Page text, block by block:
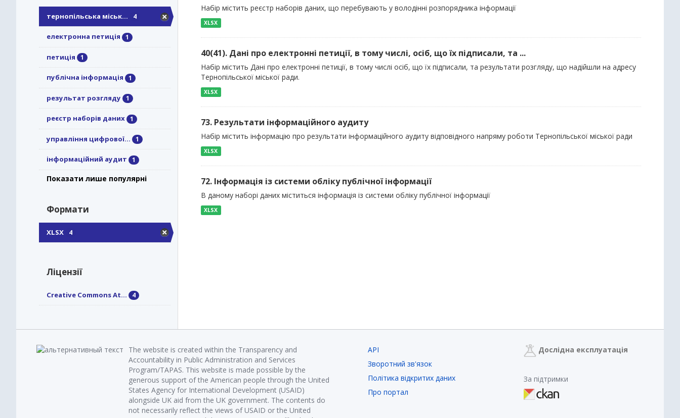
тернопільська міськ... 4
електронна петиція 1
петиція 1
публічна інформація 1
результат розгляду 1
реєстр наборів даних 1
управління цифрової... 1
інформаційний аудит 1
Показати лише популярні
Формати
XLSX 4
Ліцензії
Creative Commons At... 4
Набір містить реєстр наборів даних, що перебувають у володінні розпорядника інформації
XLSX
40(41). Дані про електронні петиції, в тому числі, осіб, що їх підписали, та ...
Набір містить Дані про електронні петиції, в тому числі осіб, що їх підписали, та результати розгляду, що надійшли на адресу
Тернопільської міської ради.
XLSX
73. Результати інформаційного аудиту
Набір містить інформацію про результати інформаційного аудиту відповідного напряму роботи Тернопільської міської ради
XLSX
72. Інформація із системи обліку публічної інформації
В даному наборі даних міститься інформація із системи обліку публічної інформації
XLSX
The website is created within the Transparency and
Accountability in Public Administration and Services
Program/TAPAS. This website is made possible by the
generous support of the American people through the United
States Agency for International Development (USAID)
alongside UK aid from the UK government. The contents do
not necessarily reflect the views of USAID or the United
API
Зворотний зв'язок
Політика відкритих даних
Про портал
Дослідна експлуатація
За підтримки